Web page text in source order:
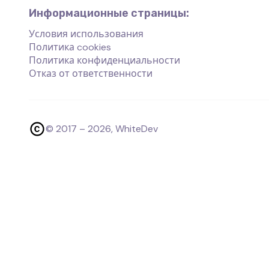
Информационные страницы:
Условия использования
Политика cookies
Политика конфиденциальности
Отказ от ответственности
© 2017 – 2026, WhiteDev